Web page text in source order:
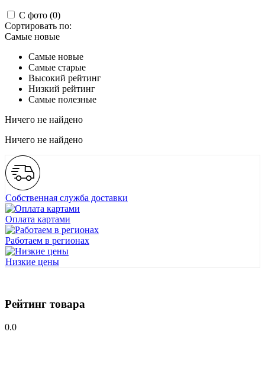
С фото (0)
Сортировать по:
Самые новые
Самые новые
Самые старые
Высокий рейтинг
Низкий рейтинг
Самые полезные
Ничего не найдено
Ничего не найдено
Собственная служба доставки
Оплата картами
Работаем в регионах
Низкие цены
Рейтинг товара
0.0